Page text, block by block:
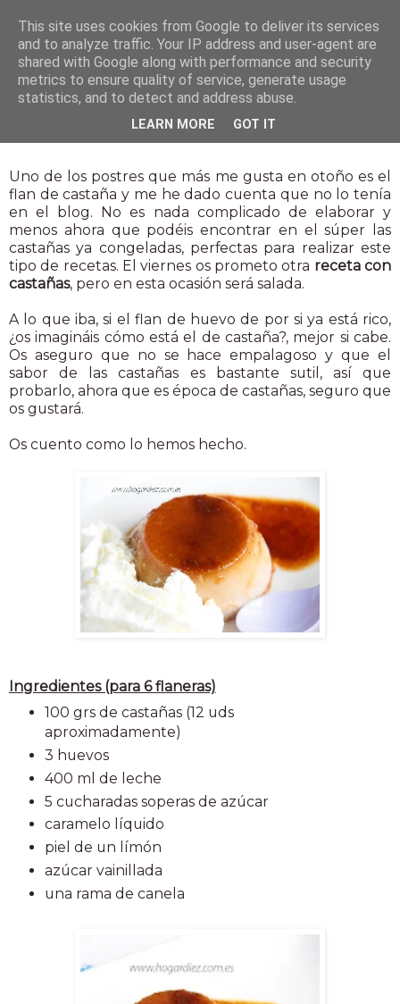
Flan de castañas
Uno de los postres que más me gusta en otoño es el
flan de castaña y me he dado cuenta que no lo tenía
en el blog. No es nada complicado de elaborar y
menos ahora que podéis encontrar en el súper las
castañas ya congeladas, perfectas para realizar este
tipo de recetas. El viernes os prometo otra receta con
castañas, pero en esta ocasión será salada.
A lo que iba, si el flan de huevo de por si ya está rico,
¿os imagináis cómo está el de castaña?, mejor si cabe.
Os aseguro que no se hace empalagoso y que el
sabor de las castañas es bastante sutil, así que
probarlo, ahora que es época de castañas, seguro que
os gustará.
Os cuento como lo hemos hecho.
Ingredientes (para 6 flaneras)
100 grs de castañas (12 uds
aproximadamente)
3 huevos
400 ml de leche
5 cucharadas soperas de azúcar
caramelo líquido
piel de un límón
azúcar vainillada
una rama de canela
This site uses cookies from Google to deliver its services
and to analyze traffic. Your IP address and user-agent are
shared with Google along with performance and security
metrics to ensure quality of service, generate usage
statistics, and to detect and address abuse.
LEARN MORE GOT IT